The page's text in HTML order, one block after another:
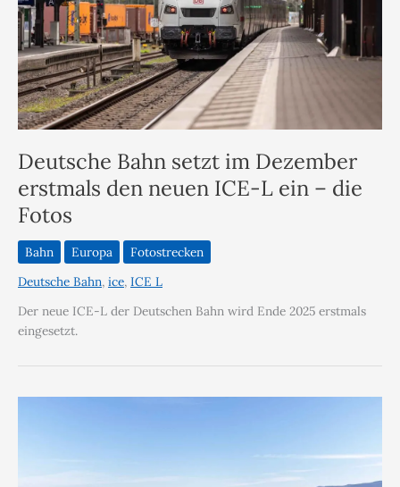
Deutsche Bahn setzt im Dezember
erstmals den neuen ICE-L ein – die
Fotos
Bahn Europa
Fotostrecken
Deutsche Bahn, ice, ICE L
Der neue ICE-L der Deutschen Bahn wird Ende 2025 erstmals
eingesetzt.